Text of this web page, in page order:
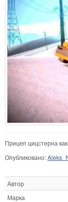
Прицеп цицстерна
Опубликовано:
Автор
Марка